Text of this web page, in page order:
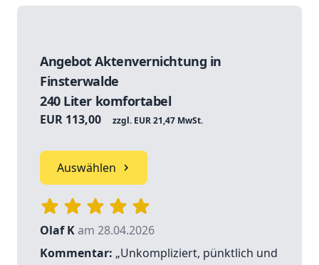
Angebot Aktenvernichtung in
Finsterwalde
240 Liter komfortabel
EUR 113,00 zzgl. EUR 21,47 MwSt.
Auswählen
Olaf Kam 28.04.2026
Kommentar: „Unkompliziert, pünktlich und